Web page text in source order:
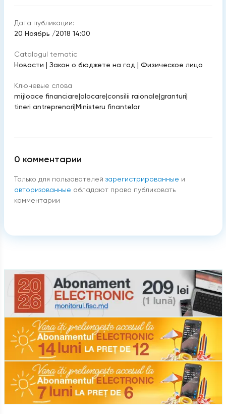
Дата публикации:
20 Ноябрь /2018 14:00
Catalogul tematic
Новости | Закон о бюджете на год | Физическое лицо
Ключевые слова
mijloace financiare|alocare|consilii raionale|granturi|
tineri antreprenori|Ministeru finantelor
0 комментарии
Только для пользователей зарегистрированные и
авторизованные обладают право публиковать
комментарии